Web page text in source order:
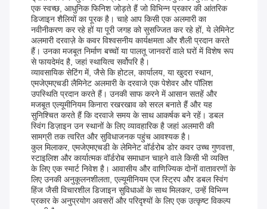
एक स्वच्छ, आधुनिक फिनिश जोड़ते हैं जो विभिन्न प्रकार की आंतरिक
डिजाइन शैलियों का पूरक है। चाहे आप किसी एक अलमारी का
नवीनीकरण कर रहे हों या पूरी जगह को सुसज्जित कर रहे हों, ये लेमिनेट
अलमारी दरवाज़े के कवर विश्वसनीय कार्यक्षमता और शैली प्रदान करते
हैं। उनका मजबूत निर्माण बच्चों या पालतू जानवरों वाले घरों में विशेष रूप
से फायदेमंद है, जहां स्थायित्व सर्वोपरि है।
व्यावसायिक सेटिंग में, जैसे कि होटल, कार्यालय, या खुदरा स्थान,
एमजेएमएचडी लैमिनेट अलमारी के दरवाजे एक पेशेवर और पॉलिश
उपस्थिति प्रदान करते हैं। उनकी साफ करने में आसान सतहें और
मजबूत एल्यूमीनियम किनारा रखरखाव को सरल बनाते हैं और यह
सुनिश्चित करते हैं कि दरवाजे समय के साथ आकर्षक बने रहें। डबल
स्विंग डिज़ाइन उन स्थानों के लिए व्यावहारिक है जहां अलमारी की
सामग्री तक त्वरित और सुविधाजनक पहुंच आवश्यक है।
कुल मिलाकर, एमजेएमएचडी के लेमिनेट वॉर्डरोब डोर कवर उच्च गुणवत्ता,
स्टाइलिश और कार्यात्मक वॉर्डरोब समाधान चाहने वाले किसी भी व्यक्ति
के लिए एक स्मार्ट निवेश है। आवासीय और वाणिज्यिक दोनों वातावरणों के
लिए उनकी अनुकूलनशीलता, एल्यूमीनियम एज स्ट्रिप और डबल स्विंग
हिंज जैसी विचारशील डिजाइन सुविधाओं के साथ मिलकर, उन्हें विभिन्न
प्रकार के अनुप्रयोग अवसरों और परिदृश्यों के लिए एक उत्कृष्ट विकल्प